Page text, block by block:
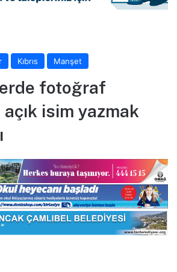
Kıbrıs Manşet
fotoğraf
isim yazmak